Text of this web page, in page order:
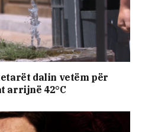
dalin vetëm për
arrijnë 42°C